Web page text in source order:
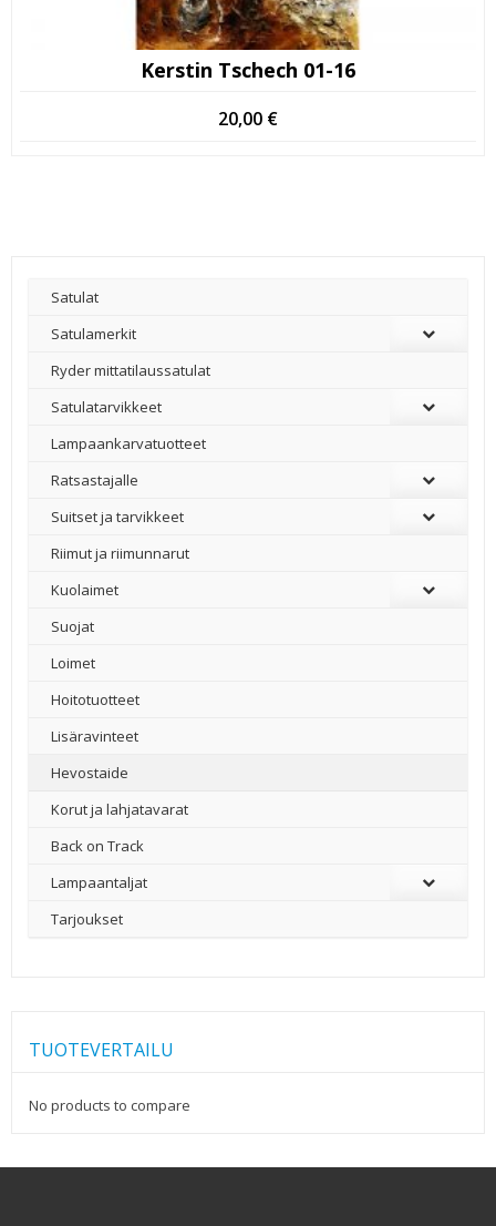
Kerstin Tschech 01-16
20,00 €
Satulat
Satulamerkit
Ryder mittatilaussatulat
Satulatarvikkeet
–
Lampaankarvatuotteet
Ratsastajalle
Suitset ja tarvikkeet
Riimut ja riimunnarut
Kuolaimet
Suojat
Loimet
Hoitotuotteet
Lisäravinteet
Hevostaide
Korut ja lahjatavarat
Back on Track
Lampaantaljat
Tarjoukset
TUOTEVERTAILU
No products to compare